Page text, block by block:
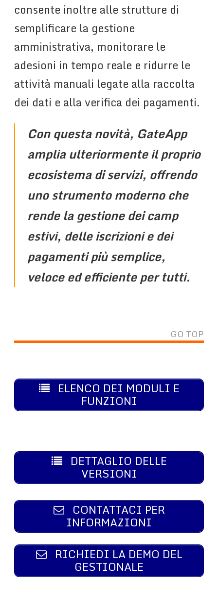
consente inoltre alle strutture di
semplificare la gestione
amministrativa, monitorare le
adesioni in tempo reale e ridurre le
attività manuali legate alla raccolta
dei dati e alla verifica dei pagamenti.
Con questa novità, GateApp
amplia ulteriormente il proprio
ecosistema di servizi, offrendo
uno strumento moderno che
rende la gestione deicamp
estivi, delleiscrizionie dei
pagamentipiù semplice,
veloce ed efficiente per tutti.
GO TOP
ELENCO DEI MODULI E
FUNZIONI
DETTAGLIO DELLE
VERSIONI
CONTATTACI PER
INFORMAZIONI
RICHIEDI LA DEMO DEL
GESTIONALE